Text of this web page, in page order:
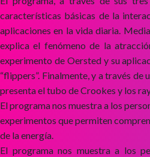
características básicas de la
aplicaciones en la vida diaria.
explica el fenómeno de la
experimento de Oersted y su
“flippers”. Finalmente, y a través de
presenta el tubo de Crookes y los
El programa nos muestra a los
experimentos que permiten
de la energía.
El programa nos muestra a los